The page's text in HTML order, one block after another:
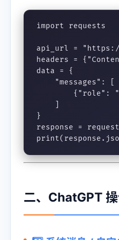
import requests
api_url =
headers =
data = {
"messages": [
{"role": "user",
}
response =
二、ChatGPT